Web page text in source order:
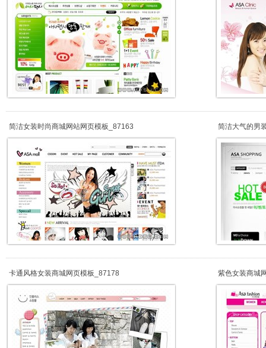
简洁女装时尚商城网站网页模板_87163 简洁大气的男
卡通风格女装商城网页模板_87178 紫色女装商城